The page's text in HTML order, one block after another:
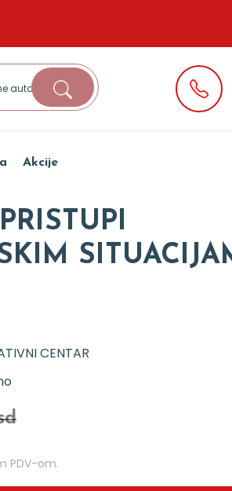
Akcije
CENTAR
PDV-om.